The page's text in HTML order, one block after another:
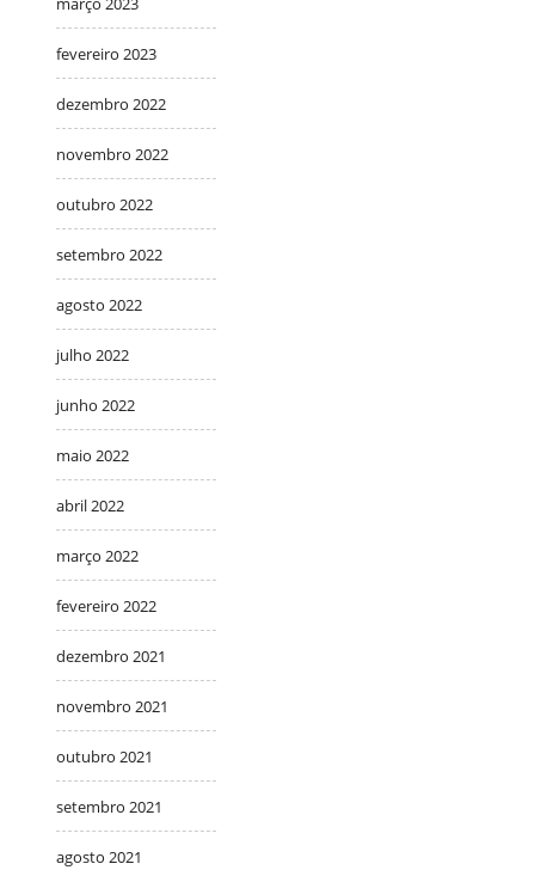
fevereiro 2023
dezembro 2022
novembro 2022
outubro 2022
setembro 2022
agosto 2022
julho 2022
junho 2022
maio 2022
abril 2022
março 2022
fevereiro 2022
dezembro 2021
novembro 2021
outubro 2021
setembro 2021
agosto 2021